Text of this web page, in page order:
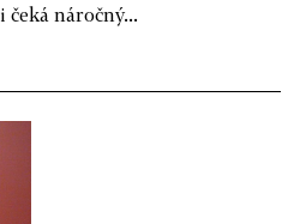
náročný...